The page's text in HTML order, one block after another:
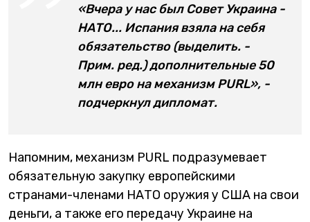
«Вчера у нас был Совет Украина -
НАТО... Испания взяла на себя
обязательство (выделить. -
Прим. ред.) дополнительные 50
млн евро на механизм PURL», -
подчеркнул дипломат.
Напомним, механизм PURL подразумевает
обязательную закупку европейскими
странами-членами НАТО оружия у США на свои
деньги, а также его передачу Украине на